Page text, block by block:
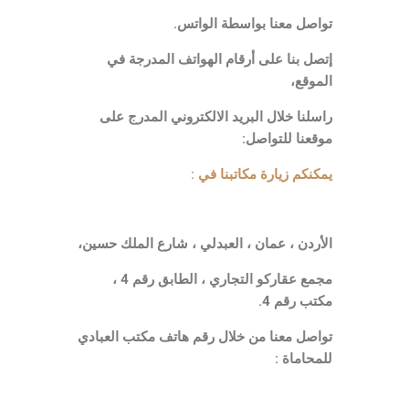
تواصل معنا بواسطة الواتس.
إتصل بنا على أرقام الهواتف المدرجة في
الموقع،
راسلنا خلال البريد الالكتروني المدرج على
موقعنا للتواصل:
يمكنكم زيارة مكاتبنا في :
الأردن ، عمان ، العبدلي ، شارع الملك حسين،
مجمع عقاركو التجاري ، الطابق رقم 4 ،
مكتب رقم 4.
تواصل معنا من خلال رقم هاتف مكتب العبادي
للمحاماة :